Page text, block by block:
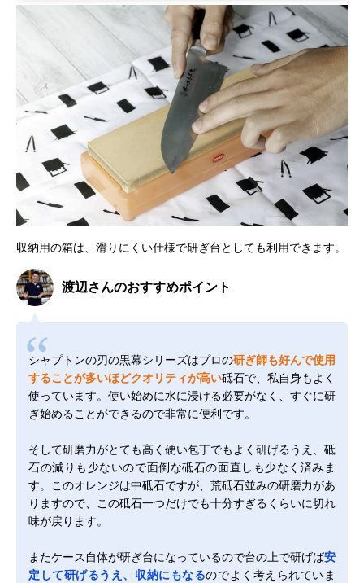
収納用の箱は、滑りにくい仕様で研ぎ台としても利用できます。
渡辺さんのおすすめポイント
シャプトンの刃の黒幕シリーズはプロの研ぎ師も好んで使用
することが多いほどクオリティが高い砥石で、私自身もよく
使っています。使い始めに水に浸ける必要がなく、すぐに研
ぎ始めることができるので非常に便利です。
そして研磨力がとても高く硬い包丁でもよく研げるうえ、砥
石の減りも少ないので面倒な砥石の面直しも少なく済みま
す。このオレンジは中砥石ですが、荒砥石並みの研磨力があ
りますので、この砥石一つだけでも十分すぎるくらいに切れ
味が戻ります。
またケース自体が研ぎ台になっているので台の上で研げば安
定して研げるうえ、収納にもなるのでよく考えられていま